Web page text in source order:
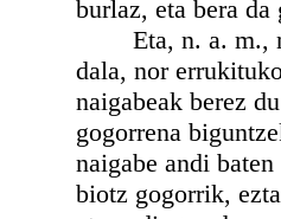
burlaz, eta bera
Eta, n. a. m.,
dala, nor
naigabeak berez
gogorrena
naigabe andi
biotz gogorrik,